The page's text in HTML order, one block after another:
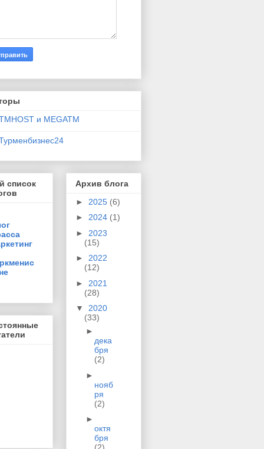
и MEGATM
список
Архив блога
► 2025 (6)
► 2024 (1)
► 2023
(15)
► 2022
(12)
► 2021
(28)
▼ 2020
(33)
►
дека
бря
(2)
►
нояб
ря
(2)
►
октя
бря